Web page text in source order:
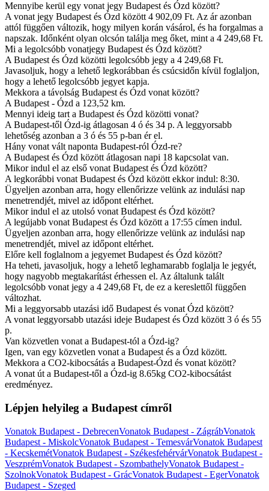
Mennyibe kerül egy vonat jegy Budapest és Ózd között?
A vonat jegy Budapest és Ózd között 4 902,09 Ft. Az ár azonban
attól függően változik, hogy milyen korán vásárol, és ha forgalmas a
napszak. Időnként olyan olcsón találja meg őket, mint a 4 249,68 Ft.
Mi a legolcsóbb vonatjegy Budapest és Ózd között?
A Budapest és Ózd közötti legolcsóbb jegy a 4 249,68 Ft.
Javasoljuk, hogy a lehető legkorábban és csúcsidőn kívül foglaljon,
hogy a lehető legolcsóbb jegyet kapja.
Mekkora a távolság Budapest és Ózd vonat között?
A Budapest - Ózd a 123,52 km.
Mennyi ideig tart a Budapest és Ózd közötti vonat?
A Budapest-től Ózd-ig átlagosan 4 ó és 34 p. A leggyorsabb
lehetőség azonban a 3 ó és 55 p-ban ér el.
Hány vonat vált naponta Budapest-ról Ózd-re?
A Budapest és Ózd között átlagosan napi 18 kapcsolat van.
Mikor indul el az első vonat Budapest és Ózd között?
A legkorábbi vonat Budapest és Ózd között ekkor indul: 8:30.
Ügyeljen azonban arra, hogy ellenőrizze velünk az indulási nap
menetrendjét, mivel az időpont eltérhet.
Mikor indul el az utolsó vonat Budapest és Ózd között?
A legújabb vonat Budapest és Ózd között a 17:55 címen indul.
Ügyeljen azonban arra, hogy ellenőrizze velünk az indulási nap
menetrendjét, mivel az időpont eltérhet.
Előre kell foglalnom a jegyemet Budapest és Ózd között?
Ha teheti, javasoljuk, hogy a lehető leghamarabb foglalja le jegyét,
hogy nagyobb megtakarítást érhessen el. Az általunk talált
legolcsóbb vonat jegy a 4 249,68 Ft, de ez a kereslettől függően
változhat.
Mi a leggyorsabb utazási idő Budapest és vonat Ózd között?
A vonat leggyorsabb utazási ideje Budapest és Ózd között 3 ó és 55
p.
Van közvetlen vonat a Budapest-tól a Ózd-ig?
Igen, van egy közvetlen vonat a Budapest és a Ózd között.
Mekkora a CO2-kibocsátás a Budapest-Ózd és vonat között?
A vonat út a Budapest-től a Ózd-ig 8.65kg CO2-kibocsátást
eredményez.
Lépjen helyileg a Budapest címről
Vonatok Budapest - DebrecenVonatok Budapest - ZágrábVonatok
Budapest - MiskolcVonatok Budapest - TemesvárVonatok Budapest
- KecskemétVonatok Budapest - SzékesfehérvárVonatok Budapest -
VeszprémVonatok Budapest - SzombathelyVonatok Budapest -
SzolnokVonatok Budapest - GrácVonatok Budapest - EgerVonatok
Budapest - Szeged